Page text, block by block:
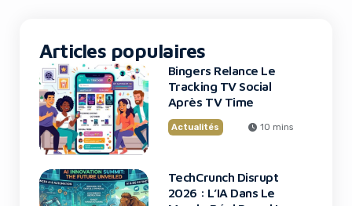
Articles populaires
Bingers Relance Le
Tracking TV Social
Après TV Time
Actualités 10 mins
TechCrunch Disrupt
2026 : L’IA Dans Le